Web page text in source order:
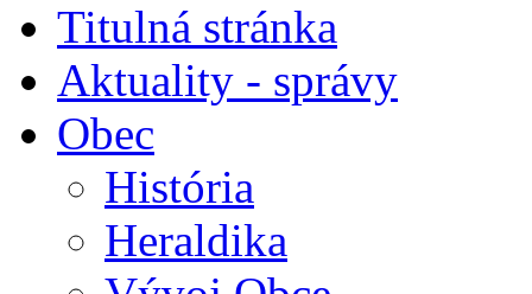
Titulná stránka
Aktuality - správy
Obec
História
Heraldika